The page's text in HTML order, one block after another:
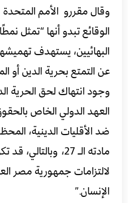
وقال مقررو الأمم
الوقائع تبدو أنها “تمثل
البهائيين، يستهدف
عن التمتع بحرية الدين أو
العهد الدولي الخاص
ضد الأقليات الدينية،
مادته الـ 27،
لالتزامات جمهورية مصر
الإنسان.”